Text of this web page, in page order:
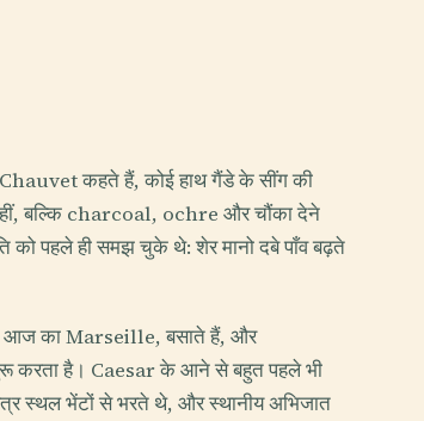
कहते हैं, कोई हाथ गैंडे के सींग की
बल्कि charcoal, ochre और चौंका देने
पहले ही समझ चुके थे: शेर मानो दबे पाँव बढ़ते
आज का Marseille, बसाते हैं, और
शुरू करता है। Caesar के आने से बहुत पहले भी
स्थल भेंटों से भरते थे, और स्थानीय अभिजात